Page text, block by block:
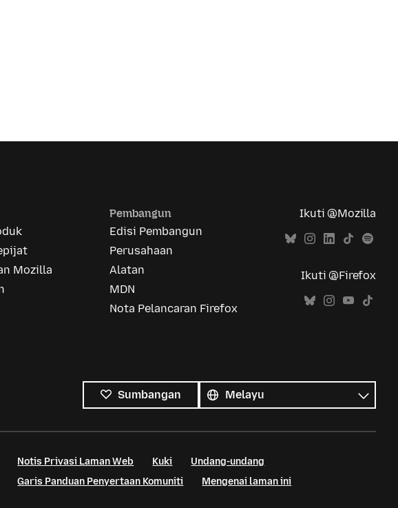
Mozilla
Pembangun
Edisi Pembangun
Perusahaan
Alatan
MDN
Nota Pelancaran Firefox
Ikuti @Mozilla
Ikuti @Firefox
Sumbangan
bahasa
Bahasa
Notis Privasi Laman Web Kuki
Undang-undang
Garis Panduan Penyertaan Komuniti
Mengenai laman ini